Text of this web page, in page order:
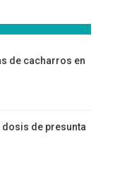
de cacharros en
dosis de presunta